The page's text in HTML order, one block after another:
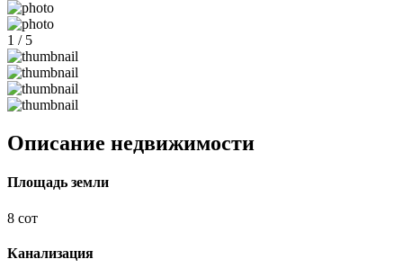
1 / 5
Описание недвижимости
Площадь земли
8 сот
Канализация